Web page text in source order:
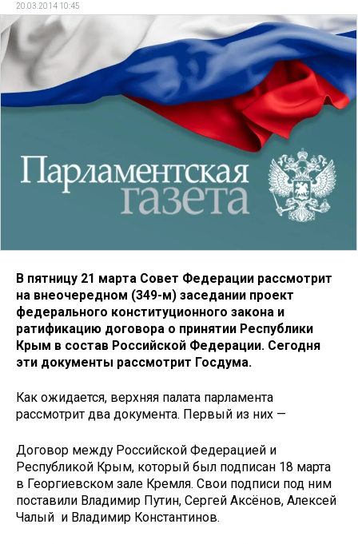
20.03.2014 10:45
В пятницу 21 марта Совет Федерации рассмотрит
на внеочередном (349-м) заседании проект
федерального конституционного закона и
ратификацию договора о принятии Республики
Крым в состав Российской Федерации. Сегодня
эти документы рассмотрит Госдума.
Как ожидается, верхняя палата парламента
рассмотрит два документа. Первый из них —
Договор между Российской Федерацией и
Республикой Крым, который был подписан 18 марта
в Георгиевском зале Кремля. Свои подписи под ним
поставили Владимир Путин, Сергей Аксёнов, Алексей
Чалый и Владимир Константинов.